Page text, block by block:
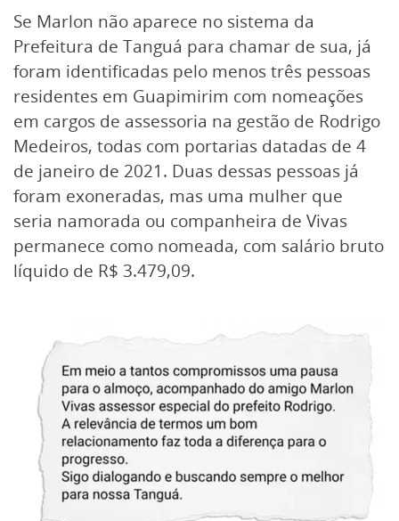
Se Marlon não aparece no sistema da
Prefeitura de Tanguá para chamar de sua, já
foram identificadas pelo menos três pessoas
residentes em Guapimirim com nomeações
em cargos de assessoria na gestão de Rodrigo
Medeiros, todas com portarias datadas de 4
de janeiro de 2021. Duas dessas pessoas já
foram exoneradas, mas uma mulher que
seria namorada ou companheira de Vivas
permanece como nomeada, com salário bruto
líquido de R$ 3.479,09.